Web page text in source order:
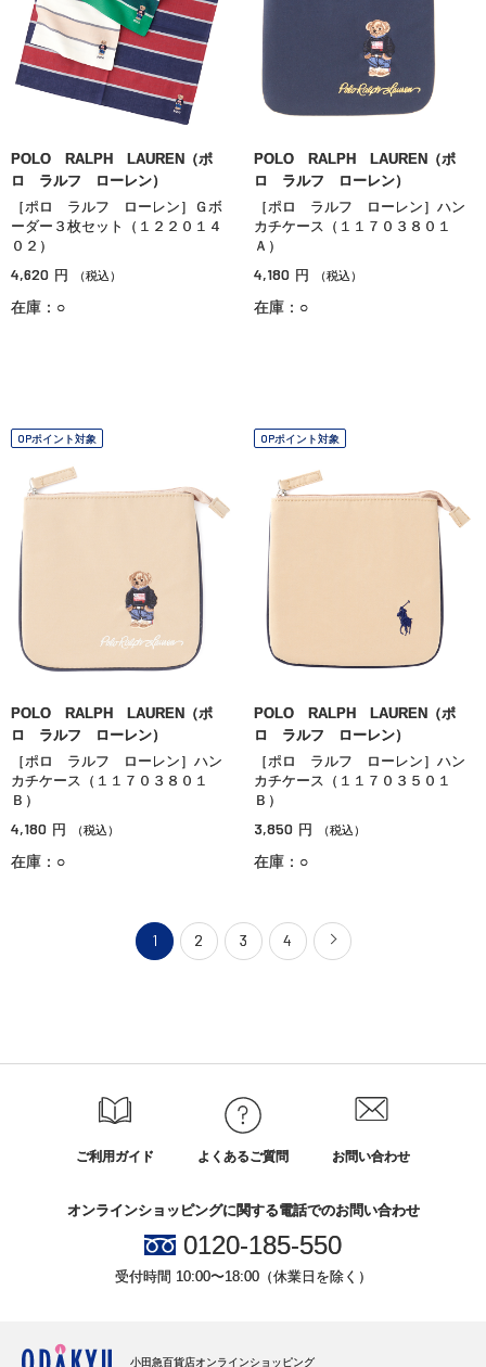
POLO RALPH LAUREN（ポ
ロ ラルフ ローレン）
［ポロ ラルフ ローレン］Ｇボ
ーダー３枚セット（１２２０１４
０２）
4,620 円 （税込）
在庫：○
POLO RALPH LAUREN（ポ
ロ ラルフ ローレン）
［ポロ ラルフ ローレン］ハン
カチケース（１１７０３８０１
Ａ）
4,180 円 （税込）
在庫：○
OPポイント対象
POLO RALPH LAUREN（ポ
ロ ラルフ ローレン）
［ポロ ラルフ ローレン］ハン
カチケース（１１７０３８０１
Ｂ）
4,180 円 （税込）
在庫：○
OPポイント対象
POLO RALPH LAUREN（ポ
ロ ラルフ ローレン）
［ポロ ラルフ ローレン］ハン
カチケース（１１７０３５０１
Ｂ）
3,850 円 （税込）
在庫：○
1 2 3 4
ご利用ガイド よくあるご質問 お問い合わせ
オンラインショッピングに関する電話でのお問い合わせ
0120-185-550
受付時間 10:00〜18:00（休業日を除く）
小田急百貨店オンラインショッピング